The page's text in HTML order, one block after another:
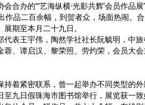
合办的“‘艺海纵横·光影共辉’会员作品展
品二百余幅，到贺者众，场面热闹。
期至本月二十九日。
表王宇伟，陶然学社社长阮毓明，中
、谭启汉、黎荣照、劳灼荣，会员大
着紧密联系，曾一起举办不同类型的外
九日假珠海市图书馆举行，展览获一